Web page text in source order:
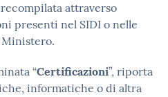
attraverso
presenti nel SIDI o nelle
“Certificazioni”, riporta
informatiche o di altra